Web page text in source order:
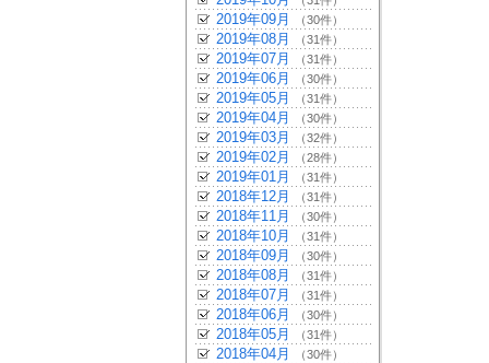
2019年09月 （30件）
2019年08月 （31件）
2019年07月 （31件）
2019年06月 （30件）
2019年05月 （31件）
2019年04月 （30件）
2019年03月 （32件）
2019年02月 （28件）
2019年01月 （31件）
2018年12月 （31件）
2018年11月 （30件）
2018年10月 （31件）
2018年09月 （30件）
2018年08月 （31件）
2018年07月 （31件）
2018年06月 （30件）
2018年05月 （31件）
2018年04月 （30件）